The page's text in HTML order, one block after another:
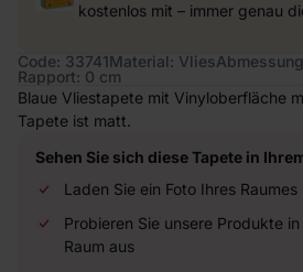
kostenlos mit – immer genau
Code: 33741Material: Vlies
Rapport: 0 cm
Blaue Vliestapete mit Vinyloberfläche
Tapete ist matt.
Sehen Sie sich diese Tapete in
Laden Sie ein Foto Ihres Raumes
Probieren Sie unsere Produkte in
Raum aus